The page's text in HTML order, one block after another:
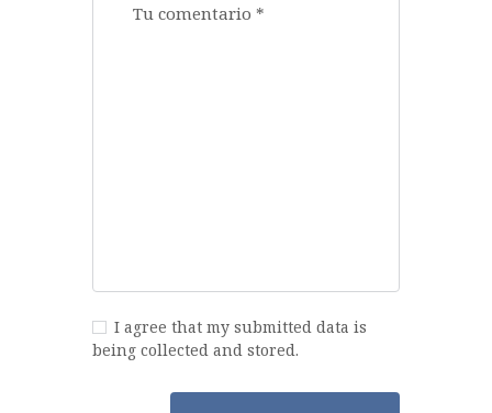
I agree that my submitted data is
being collected and stored.